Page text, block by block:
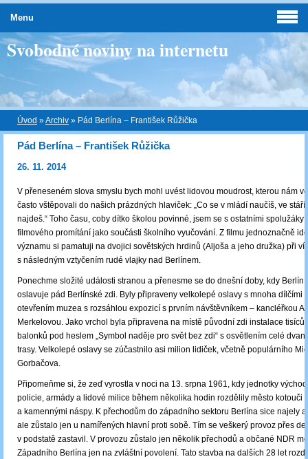
Svobodné noviny na internetu
Úvod »Archiv » Pád Berlína – František Růžička
Pád Berlína – František Růžička
26. 11. 2014
V přeneseném slova smyslu bych mohl uvést lidovou moudrost, kterou nám
často vštěpovali do našich prázdných hlaviček: „Co se v mládí naučíš, ve stáří
najdeš.“ Toho času, coby dítko školou povinné, jsem se s ostatními spolužáky
filmového promítání jako součásti školního vyučování. Z filmu jednoznačně
významu si pamatuji na dvojici sovětských hrdinů (Aljoša a jeho družka) při
s následným vztyčením rudé vlajky nad Berlínem.
Ponechme složité události stranou a přenesme se do dnešní doby, kdy Berlín
oslavuje pád Berlínské zdi. Byly připraveny velkolepé oslavy s mnoha dílčími
otevřením muzea s rozsáhlou expozicí s prvním návštěvníkem – kancléřkou
Merkelovou. Jako vrchol byla připravena na místě původní zdi instalace tisíců
balonků pod heslem „Symbol naděje pro svět bez zdi“ s osvětlením celé
trasy. Velkolepé oslavy se zúčastnilo asi milion lidiček, včetně populárního
Gorbačova.
Připomeňme si, že zeď vyrostla v noci na 13. srpna 1961, kdy jednotky
policie, armády a lidové milice během několika hodin rozdělily město kotouči
a kamennými náspy. K přechodům do západního sektoru Berlína sice najely
ale zůstalo jen u namířených hlavní proti sobě. Tím se veškerý provoz přes
v podstatě zastavil. V provozu zůstalo jen několik přechodů a občané NDR
Západního Berlína jen na zvláštní povolení. Tato stavba na dalších 28 let
Menu